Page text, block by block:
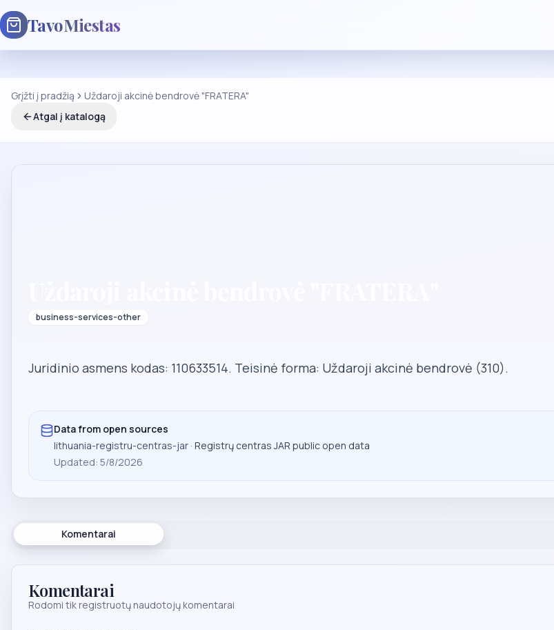
TavoMiestas
Grįžti į pradžią
Uždaroji akcinė bendrovė "FRATERA"
Atgal į katalogą
business-services-other
Juridinio asmens kodas: 110633514. Teisinė forma: Uždaroji akcinė bendrovė (310).
Data from open sources
lithuania-registru-centras-jar · Registrų centras JAR public open data
Updated: 5/8/2026
Komentarai
Komentarai
Rodomi tik registruotų naudotojų komentarai